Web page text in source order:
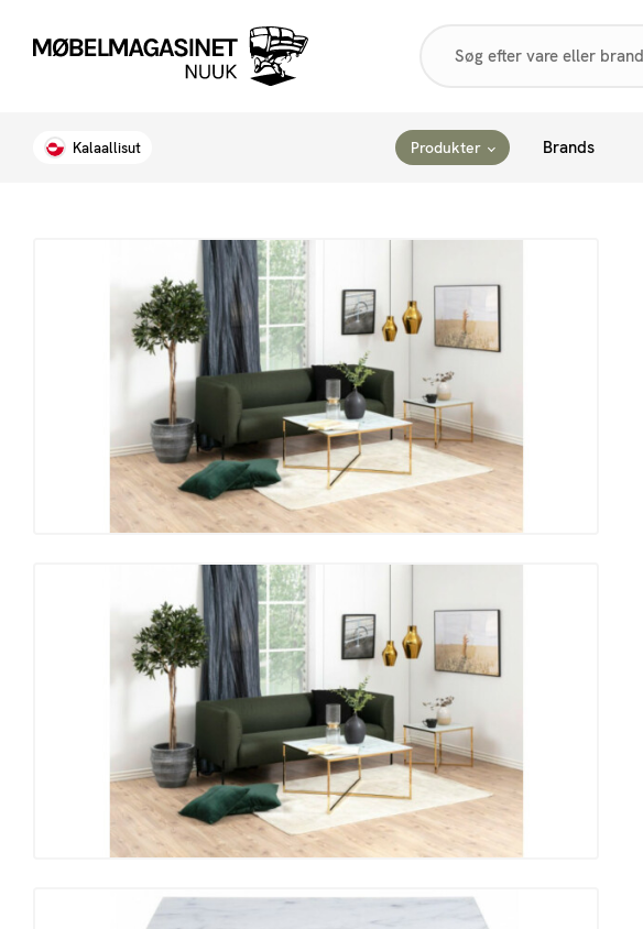
search
Kalaallisut Produkter Brands